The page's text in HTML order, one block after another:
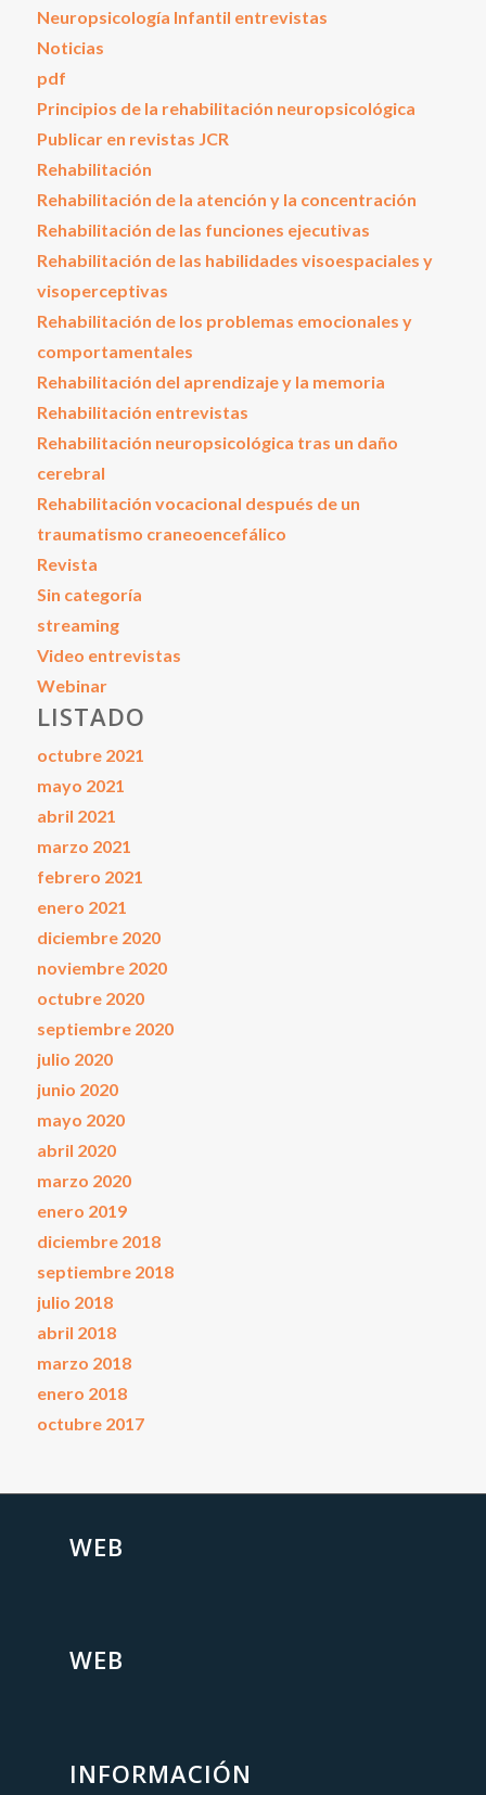
Neuropsicología Infantil entrevistas
Noticias
pdf
Principios de la rehabilitación neuropsicológica
Publicar en revistas JCR
Rehabilitación
Rehabilitación de la atención y la concentración
Rehabilitación de las funciones ejecutivas
Rehabilitación de las habilidades visoespaciales y
visoperceptivas
Rehabilitación de los problemas emocionales y
comportamentales
Rehabilitación del aprendizaje y la memoria
Rehabilitación entrevistas
Rehabilitación neuropsicológica tras un daño
cerebral
Rehabilitación vocacional después de un
traumatismo craneoencefálico
Revista
Sin categoría
streaming
Video entrevistas
Webinar
LISTADO
octubre 2021
mayo 2021
abril 2021
marzo 2021
febrero 2021
enero 2021
diciembre 2020
noviembre 2020
octubre 2020
septiembre 2020
julio 2020
junio 2020
mayo 2020
abril 2020
marzo 2020
enero 2019
diciembre 2018
septiembre 2018
julio 2018
abril 2018
marzo 2018
enero 2018
octubre 2017
WEB
WEB
INFORMACIÓN